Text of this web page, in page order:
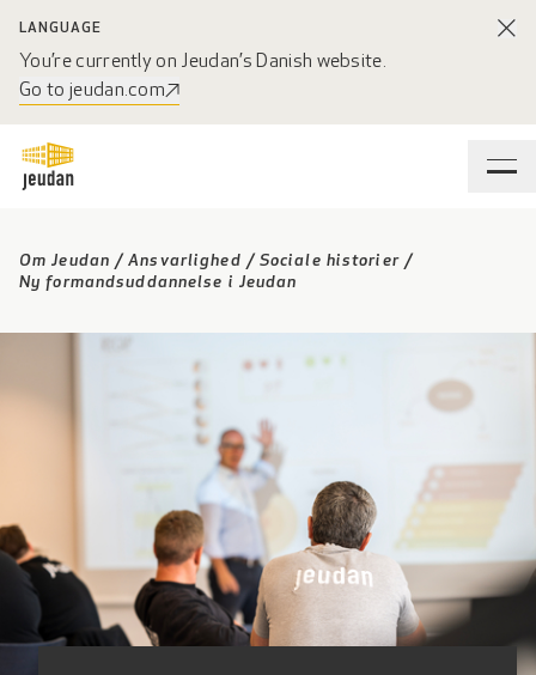
LANGUAGE
You’re currently on Jeudan’s Danish website.
Go to jeudan.com
Om Jeudan / Ansvarlighed / Sociale historier /
Ny formandsuddannelse i Jeudan